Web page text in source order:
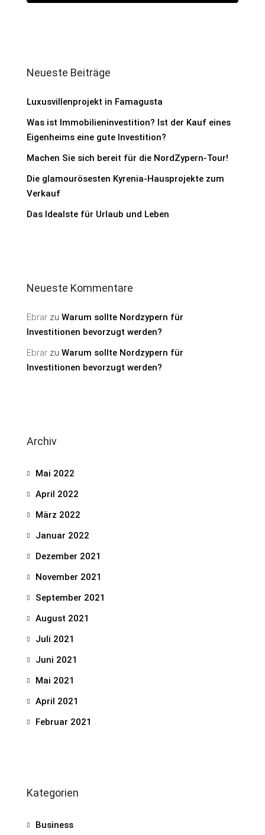
Neueste Beiträge
Luxusvillenprojekt in Famagusta
Was ist Immobilieninvestition? Ist der Kauf eines
Eigenheims eine gute Investition?
Machen Sie sich bereit für die NordZypern-Tour!
Die glamourösesten Kyrenia-Hausprojekte zum
Verkauf
Das Idealste für Urlaub und Leben
Neueste Kommentare
Ebrar zu Warum sollte Nordzypern für
Investitionen bevorzugt werden?
Ebrar zu Warum sollte Nordzypern für
Investitionen bevorzugt werden?
Archiv
Mai 2022
April 2022
März 2022
Januar 2022
Dezember 2021
November 2021
September 2021
August 2021
Juli 2021
Juni 2021
Mai 2021
April 2021
Februar 2021
Kategorien
Business